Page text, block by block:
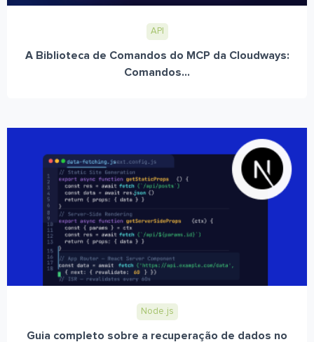
API
A Biblioteca de Comandos do MCP da Cloudways:
Comandos...
Node.js
Guia completo sobre a recuperação de dados no